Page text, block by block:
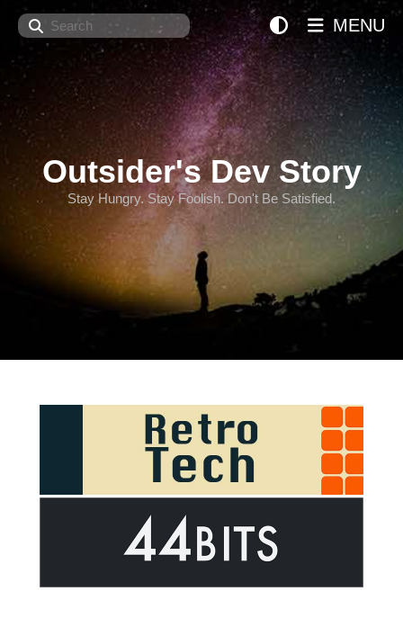
Search
Outsider's Dev Story
Stay Hungry. Stay Foolish. Don't Be Satisfied.
MENU